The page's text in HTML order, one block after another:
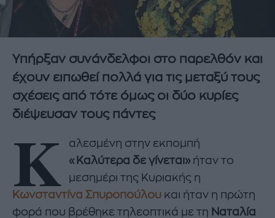
Υπήρξαν συνάνδελφοι στο παρελθόν και
έχουν ειπωθεί πολλά για τις μεταξύ τους
σχέσεις από τότε όμως οι δύο κυρίες
διέψευσαν τους πάντες
Κ
αλεσμένη στην εκπομπή
«Καλύτερα δε γίνεται»ήταν το
μεσημέρι της Κυριακής η
Κωνσταντίνα Σπυροπούλου και ήταν η πρώτη
φορά που βρέθηκε τηλεοπτικά με τη Ναταλία